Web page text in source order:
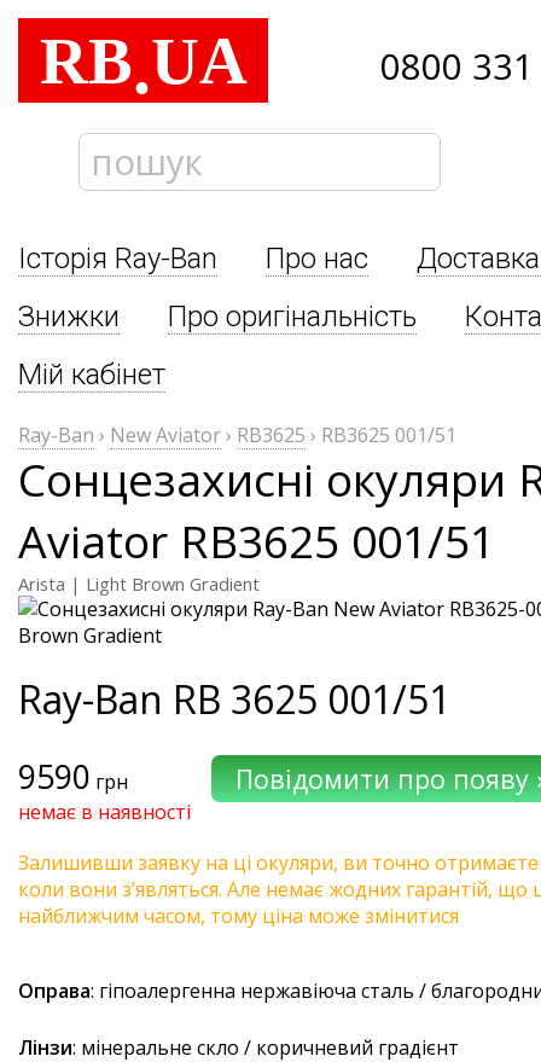
RB.UA 0800
Історія Ray-Ban Про нас
Знижки
Про оригінальність
Мій кабінет
Ray-Ban › New Aviator› RB3625 › RB3625 001/51
Сонцезахисні окуляри
Aviator RB3625 001/51
Arista | Light Brown Gradient
Ray-Ban RB 3625 001/51
9590 грн
немає в наявності
Залишивши заявку на ці окуляри, ви точно
коли вони з’являться. Але немає жодних гарантій, що
найближчим часом, тому ціна може змінитися
Оправа: гіпоалергенна нержавіюча сталь /
Лінзи: мінеральне скло / коричневий градієнт